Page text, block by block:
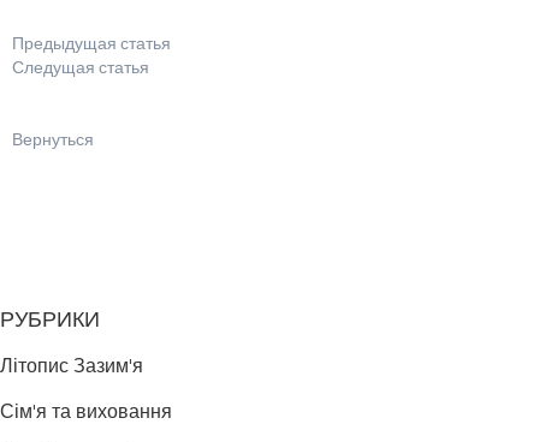
Предыдущая статья
Следущая статья
Вернуться
РУБРИКИ
Літопис Зазим'я
Сім'я та виховання